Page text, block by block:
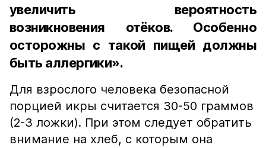
увеличить вероятность
возникновения отёков. Особенно
осторожны с такой пищей должны
быть аллергики».
Для взрослого человека безопасной
порцией икры считается 30-50 граммов
(2-3 ложки). При этом следует обратить
внимание на хлеб, с которым она